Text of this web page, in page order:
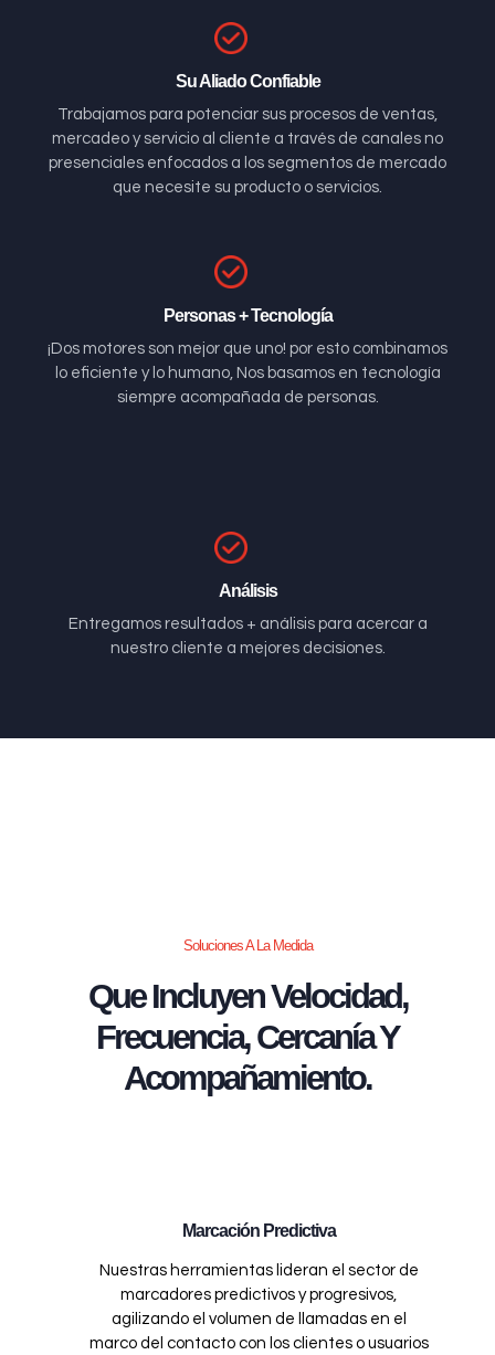
Su Aliado Confiable
Trabajamos para potenciar sus procesos de ventas,
mercadeo y servicio al cliente a través de canales no
presenciales enfocados a los segmentos de mercado
que necesite su producto o servicios.
Personas + Tecnología
¡Dos motores son mejor que uno! por esto combinamos
lo eficiente y lo humano, Nos basamos en tecnología
siempre acompañada de personas.
Análisis
Entregamos resultados + análisis para acercar a
nuestro cliente a mejores decisiones.
Soluciones A La Medida
Que Incluyen Velocidad,
Frecuencia, Cercanía Y
Acompañamiento.
Marcación Predictiva
Nuestras herramientas lideran el sector de
marcadores predictivos y progresivos,
agilizando el volumen de llamadas en el
marco del contacto con los clientes o usuarios